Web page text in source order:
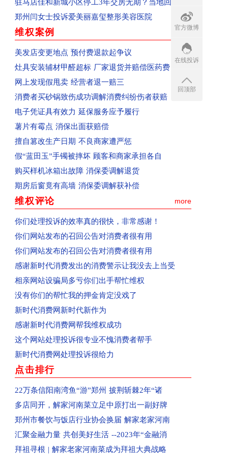
回复：河南省郑州市群众投诉泰山誉景已收到
已受理：河南省新郑市群众投诉新郑南龙湖孔雀城
已受理：河南省清丰县群众投诉海丰置业
已受理：河南省郑州市群众投诉天旺广场鲤鱼门饭
已受理：消费者投诉天猫宝洁官方旗舰店
已收到：消费者投诉青岛航空公司
已收到：河南郑州市消费者投诉大学路南四环鑫苑
已收到：河南省郑州市群众投诉郑州经开区阳光城
已收到：河南省商丘群众投诉商丘市中心汽车站
回复：河南省商丘群众投诉上华东庐已收到
回复：河南省商丘群众投诉前程嘉苑已收到
已受理：河南省西平县群众投诉美景国际现代城
已收到：河南省周口市淮阳区群众投诉华悦学府
已受理：业主投诉驻马店市上海滩花园
已收到：业主投诉济源天坛办事处商都苑
回复：河南省济源群众投诉公租房已收到
回复：平顶山群众投诉群星汇中心城美食城已收到
回复：河南省平顶山市群众投诉亚丁湾已收到
已收到：信阳市商城县消费者投诉阳光帝景
已收到：平顶山消费者投诉黄金花园
已收到：驻马店袁先生投诉爱克儿童梦幻乐园
回复：河南汝州市群众投诉汝州市南关花园C区已
回复：河南省洛阳市孟津区群众投诉中央花园已收
回复：河南省郑州高新区群众投诉金海西湖美景小
回复：河南省郑州二七区群众投诉河南书山教育已
已受理：河南省郑州金水区群众投诉郑州康宁南洋
已受理：佛山消费者梁女士投诉Owhat
已收到：消费者投诉新蔡县共享电动车
已收到：业主投诉焦作市常绿林溪谷
已受理：郑州市消费者投诉河南移动
已收到：业主投诉永城市观湖壹号
驻马店佳和新城小区停工3年交房无期？当地回应
郑州闫女士投诉爱美丽嘉玺整形美容医院
维权案例 more
美发店变更地点 预付费退款起争议
灶具安装辅材甲醛超标 厂家退货并赔偿医药费
网上发现假甩卖 经营者退一赔三
消费者买砂锅致伤成功调解消费纠纷伤者获赔
电子凭证具有效力 延保服务应予履行
薯片有霉点 消保出面获赔偿
擅自篡改生产日期 不良商家遭严惩
假“蓝田玉”手镯被摔坏 顾客和商家承担各自
购买样机冰箱出故障 消保委调解退货
期房后窗竟有高墙 消保委调解获补偿
维权评论 more
你们处理投诉的效率真的很快，非常感谢！
你们网站发布的召回公告对消费者很有用
你们网站发布的召回公告对消费者很有用
感谢新时代消费发出的消费警示让我没去上当受
相亲网站设骗局多亏你们出手帮忙维权
没有你们的帮忙我的押金肯定没戏了
新时代消费网新时代新作为
感谢新时代消费网帮我维权成功
这个网站处理投诉很专业不愧消费者帮手
新时代消费网处理投诉很给力
点击排行
22万条信阳南湾鱼“游”郑州 披荆斩棘2年“诸
多店同开，解家河南菜立足中原打出一副好牌
郑州市餐饮与饭店行业协会换届 解家老家河南
汇聚金融力量 共创美好生活 --2023年“金融消
拜祖寻根 | 解家老家河南菜成为拜祖大典战略
官方微博
在线投诉
回顶部